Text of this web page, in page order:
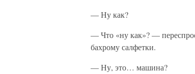
— Ну как?
— Что «ну как»? —
бахрому салфетки.
— Ну, это… машина?